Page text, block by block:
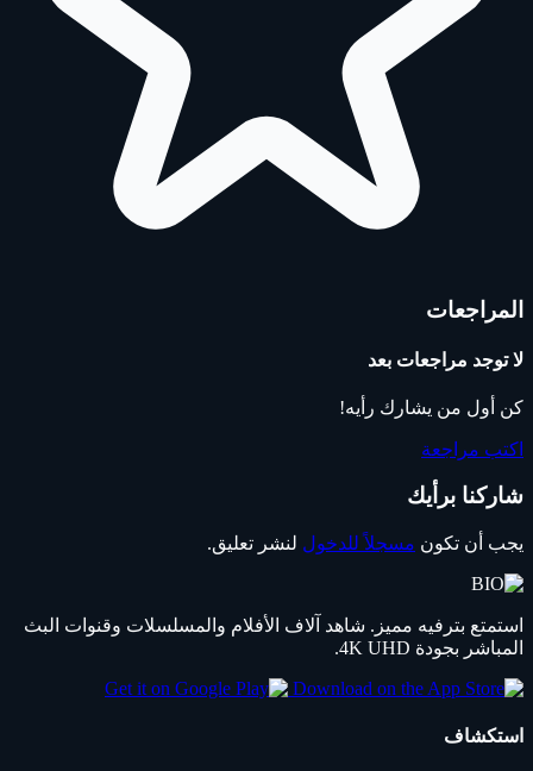
المراجعات
لا توجد مراجعات بعد
كن أول من يشارك رأيه!
اكتب مراجعة
شاركنا برأيك
يجب أن تكون مسجلاً للدخول لنشر تعليق.
استمتع بترفيه مميز. شاهد آلاف الأفلام والمسلسلات وقنوات البث
المباشر بجودة 4K UHD.
استكشاف